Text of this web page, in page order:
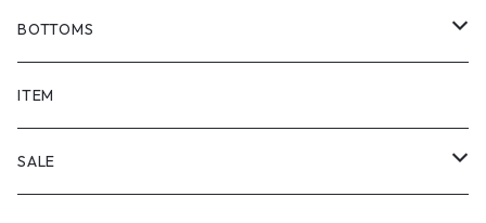
BOTTOMS
SHORTS
PANTS
ITEM
SALE